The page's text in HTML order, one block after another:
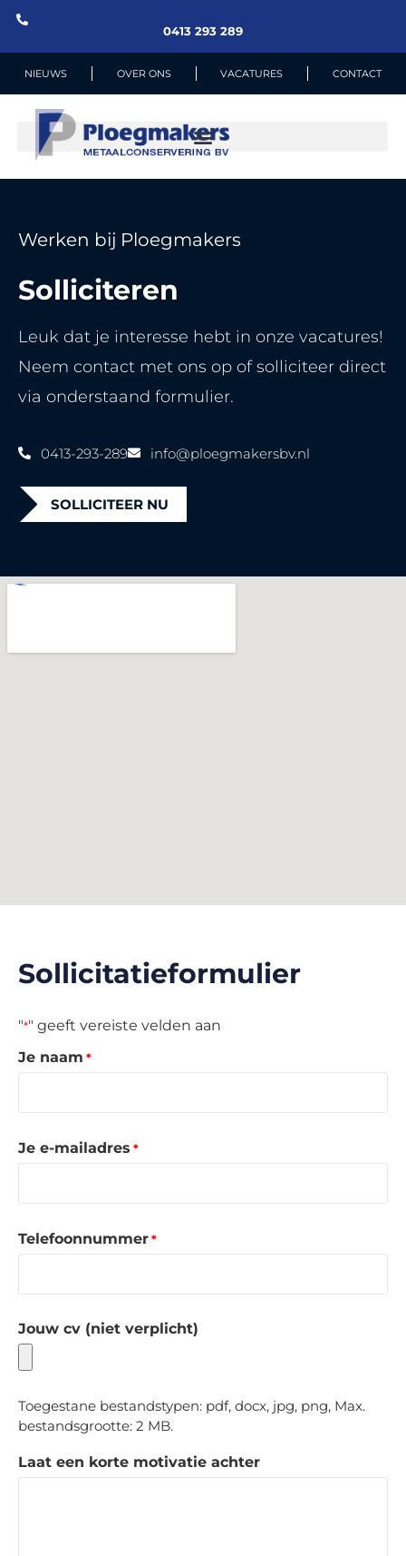
0413 293 289
NIEUWS OVER ONS VACATURES CONTACT
Werken bij Ploegmakers
Solliciteren
Leuk dat je interesse hebt in onze vacatures!
Neem contact met ons op of solliciteer direct
via onderstaand formulier.
0413-293-289 info@ploegmakersbv.nl
SOLLICITEER NU
Sollicitatieformulier
"*" geeft vereiste velden aan
Je naam *
Je e-mailadres *
Telefoonnummer *
Jouw cv (niet verplicht)
Toegestane bestandstypen: pdf, docx, jpg, png, Max.
bestandsgrootte: 2 MB.
Laat een korte motivatie achter